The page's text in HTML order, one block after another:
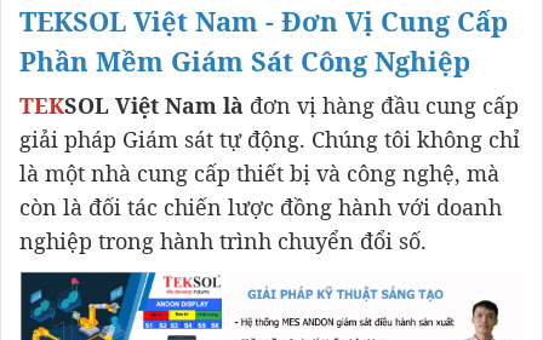
TEKSOL Việt Nam - Đơn Vị Cung Cấp
Phần Mềm Giám Sát Công Nghiệp
TEKSOL Việt Nam là đơn vị hàng đầu cung cấp
giải pháp Giám sát tự động. Chúng tôi không chỉ
là một nhà cung cấp thiết bị và công nghệ, mà
còn là đối tác chiến lược đồng hành với doanh
nghiệp trong hành trình chuyển đổi số.